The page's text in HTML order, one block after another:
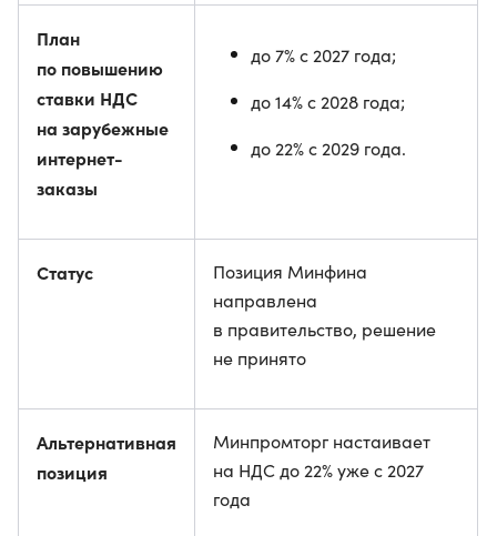
План
по повышению
ставки НДС
на зарубежные
интернет-
заказы
до 7% с 2027 года;
до 14% с 2028 года;
до 22% с 2029 года.
Статус
Позиция Минфина
направлена
в правительство, решение
не принято
Альтернативная
позиция
Минпромторг настаивает
на НДС до 22% уже с 2027
года